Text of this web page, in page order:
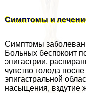
Симптомы и
Симптомы
Больных беспокоит
эпигастрии,
чувство голода
эпигастральной
насыщения, вздутие